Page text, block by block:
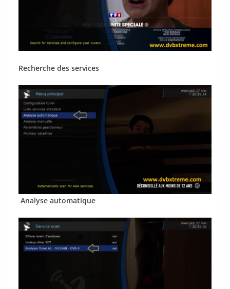
Recherche des services
Analyse automatique